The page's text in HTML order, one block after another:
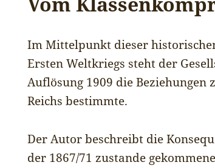
Im Mittelpunkt dieser
Ersten Weltkriegs steht der
Auflösung 1909 die Beziehungen
Reichs bestimmte.
Der Autor beschreibt die
der 1867/71 zustande